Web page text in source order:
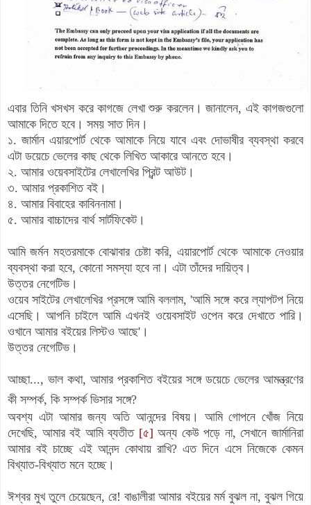
এবার তিনি খসখস করে কাগজে লেখা শুরু করলেন। জানালেন, এই কাগজগুলো
আমাকে দিতে হবে। সময় সাত দিন।
১. জার্মান এয়ারপোর্ট থেকে আমাকে নিয়ে যাবে এবং দোভাষীর ব্যবস্থা করবে
এটা ডয়েচে ভেলের কাছ থেকে লিখিত আকারে আনতে হবে।
২. আমার ওয়েবসাইটের লেখালেখির প্রিন্ট আউট।
৩. আমার প্রকাশিত বই।
৪. আমার বিবাহের কাবিননামা।
৫. আমার বাচ্চাদের বার্থ সার্টফিকেট।
আমি জর্মন মহতরমাকে বোঝাবার চেষ্টা করি, এয়ারপোর্ট থেকে আমাকে নেওয়ার
ব্যবস্থা করা হবে, কোনো সমস্যা হবে না। এটা তাঁদের দায়িত্ব।
উত্তর নেগেটিভ।
ওয়েব সাইটের লেখালেখির প্রসঙ্গে আমি বললাম, 'আমি সঙ্গে করে ল্যাপটপ নিয়ে
এসেছি। আপনি চাইলে আমি এখনই ওয়েবসাইট ওপেন করে দেখাতে পারি।
ওখানে আমার বইয়ের লিস্টও আছে'।
উত্তর নেগেটিভ।
আচ্ছা..., ভাল কথা, আমার প্রকাশিত বইয়ের সঙ্গে ডয়েচে ভেলের আমন্ত্রণের
কী সম্পর্ক, কি সম্পর্ক ভিসার সঙ্গে?
অবশ্য এটা আমার জন্য অতি আনন্দের বিষয়। আমি গোপনে খোঁজ নিয়ে
দেখেছি, আমার বই আমি ব্যতীত [৫] অন্য কেউ পড়ে না, সেখানে জার্মানিরা
আমার বই চাচ্ছে এই আনন্দ কোথায় রাখি? এত দিনে এসে নিজেকে কেমন
বিখ্যাত-বিখ্যাত মনে হচ্ছে।
ঈশ্বর মুখ তুলে চেয়েছেন, রে! বাঙালীরা আমার বইয়ের মর্ম বুঝল না, বুঝল গিয়ে